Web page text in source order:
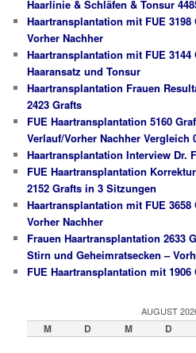
Haarlinie & Schläfen & Tonsur
Haartransplantation mit FUE 3198
Vorher Nachher
Haartransplantation mit FUE
Haaransatz und Tonsur
Haartransplantation Frauen
2423 Grafts
FUE Haartransplantation 5160
Verlauf/Vorher Nachher Vergleich
Haartransplantation Interview Dr.
FUE Haartransplantation
2152 Grafts in 3 Sitzungen
Haartransplantation mit FUE 3658
Vorher Nachher
Frauen Haartransplantation 2633
Stirn und Geheimratsecken –
FUE Haartransplantation mit 1906
AUGUST
M D M D